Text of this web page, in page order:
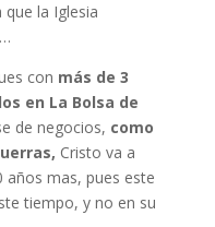
que la Iglesia
con más de 3
en La Bolsa de
de negocios, como
Cristo va a
mas, pues este
tiempo, y no en su